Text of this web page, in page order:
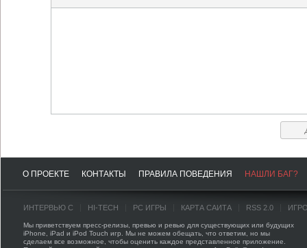
О ПРОЕКТЕ КОНТАКТЫ ПРАВИЛА ПОВЕДЕНИЯ НАШЛИ БАГ?
ИНТЕРВЬЮ С HI-TECH PC ИГРЫ КАРТА САЙТА RSS 2.0
Мы приветствуем пресс-релизы, превью и ревью для существующих или будущих
iPhone, iPad и iPod Touch игр. Мы не можем обещать, что ответим, но мы
сделаем все возможное, чтобы оценить каждое представленное приложение.